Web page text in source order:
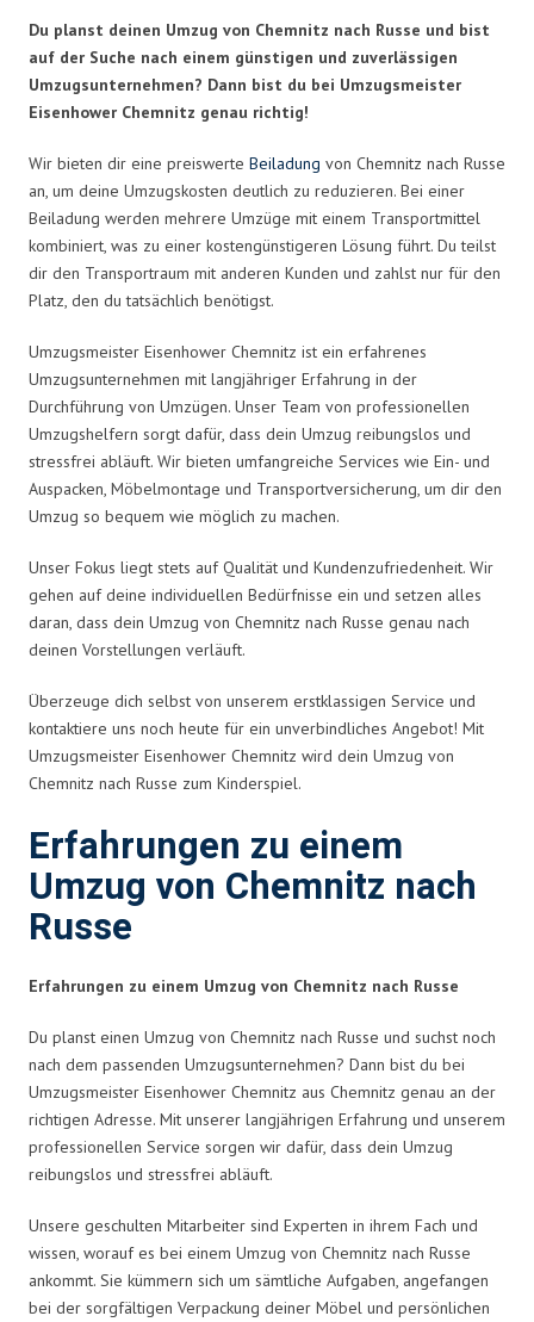
Du planst deinen Umzug von Chemnitz nach Russe und bist
auf der Suche nach einem günstigen und zuverlässigen
Umzugsunternehmen? Dann bist du bei Umzugsmeister
Eisenhower Chemnitz genau richtig!
Wir bieten dir eine preiswerte Beiladung von Chemnitz nach Russe
an, um deine Umzugskosten deutlich zu reduzieren. Bei einer
Beiladung werden mehrere Umzüge mit einem Transportmittel
kombiniert, was zu einer kostengünstigeren Lösung führt. Du teilst
dir den Transportraum mit anderen Kunden und zahlst nur für den
Platz, den du tatsächlich benötigst.
Umzugsmeister Eisenhower Chemnitz ist ein erfahrenes
Umzugsunternehmen mit langjähriger Erfahrung in der
Durchführung von Umzügen. Unser Team von professionellen
Umzugshelfern sorgt dafür, dass dein Umzug reibungslos und
stressfrei abläuft. Wir bieten umfangreiche Services wie Ein- und
Auspacken, Möbelmontage und Transportversicherung, um dir den
Umzug so bequem wie möglich zu machen.
Unser Fokus liegt stets auf Qualität und Kundenzufriedenheit. Wir
gehen auf deine individuellen Bedürfnisse ein und setzen alles
daran, dass dein Umzug von Chemnitz nach Russe genau nach
deinen Vorstellungen verläuft.
Überzeuge dich selbst von unserem erstklassigen Service und
kontaktiere uns noch heute für ein unverbindliches Angebot! Mit
Umzugsmeister Eisenhower Chemnitz wird dein Umzug von
Chemnitz nach Russe zum Kinderspiel.
Erfahrungen zu einem
Umzug von Chemnitz nach
Russe
Erfahrungen zu einem Umzug von Chemnitz nach Russe
Du planst einen Umzug von Chemnitz nach Russe und suchst noch
nach dem passenden Umzugsunternehmen? Dann bist du bei
Umzugsmeister Eisenhower Chemnitz aus Chemnitz genau an der
richtigen Adresse. Mit unserer langjährigen Erfahrung und unserem
professionellen Service sorgen wir dafür, dass dein Umzug
reibungslos und stressfrei abläuft.
Unsere geschulten Mitarbeiter sind Experten in ihrem Fach und
wissen, worauf es bei einem Umzug von Chemnitz nach Russe
ankommt. Sie kümmern sich um sämtliche Aufgaben, angefangen
bei der sorgfältigen Verpackung deiner Möbel und persönlichen